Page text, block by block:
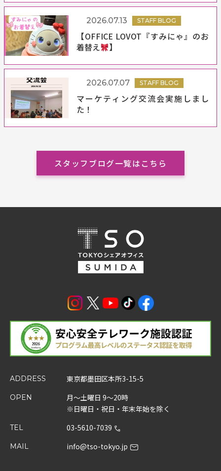
【OFFICE LOVOT『すみにゃ』のお
着替え
】
2026.07.13 STAFF BLOG
マーケティング交流会実施しまし
た！
2026.07.07 STAFF BLOG
スタッフブログ一覧はこちら
ADDRESS 東京都墨田区本所3-15-5
OPEN
月～土曜日 9～20時
※日曜日・祝日・年末年始を除く
TEL 03-5610-7039
MAIL info@tso-tokyo.jp